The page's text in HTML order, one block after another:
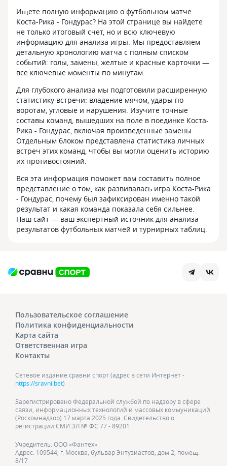
Ищете полную информацию о футбольном матче
Коста-Рика - Гондурас? На этой странице вы найдете
не только итоговый счет, но и всю ключевую
информацию для анализа игры. Мы предоставляем
детальную хронологию матча с полным списком
событий: голы, замены, желтые и красные карточки —
все ключевые моменты по минутам.
Для глубокого анализа мы подготовили расширенную
статистику встречи: владение мячом, удары по
воротам, угловые и нарушения. Изучите точные
составы команд, вышедших на поле в поединке Коста-
Рика - Гондурас, включая произведенные замены.
Отдельным блоком представлена статистика личных
встреч этих команд, чтобы вы могли оценить историю
их противостояний.
Вся эта информация поможет вам составить полное
представление о том, как развивалась игра Коста-Рика
- Гондурас, почему был зафиксирован именно такой
результат и какая команда показала себя сильнее.
Наш сайт — ваш экспертный источник для анализа
результатов футбольных матчей и турнирных таблиц.
Пользовательское соглашение
Политика конфиденциальности
Карта сайта
Ответственная игра
Контакты
Сетевое издание сравни спорт (адрес в сети Интернет -
https://sravni.bet)
Зарегистрировано Федеральной службой по надзору в сфере
связи, информационных технологий и массовых коммуникаций
(Роскомнадзор) 17 марта 2025 года. Свидетельство о
регистрации СМИ ЭЛ № ФС 77 - 89201
Учредитель: ООО «Фантех»
Адрес: 109544, г. Москва, бульвар Энтузиастов, дом 2, помещ.
8/17